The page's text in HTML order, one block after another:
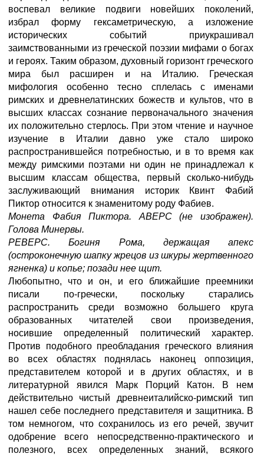
воспевал великие подвиги новейших поколений,
избрал форму гексаметрическую, а изложение
исторических событий приукрашивал
заимствованными из греческой поэзии мифами о богах
и героях. Таким образом, духовный горизонт греческого
мира был расширен и на Италию. Греческая
мифология особенно тесно сплелась с именами
римских и древнелатинских божеств и культов, что в
высших классах сознание первоначального значения
их положительно стерлось. При этом чтение и научное
изучение в Италии давно уже стало широко
распространившейся потребностью, и в то время как
между римскими поэтами ни один не принадлежал к
высшим классам общества, первый сколько-нибудь
заслуживающий внимания историк Квинт Фабий
Пиктор относится к знаменитому роду Фабиев.
Монета Фабия Пиктора. АВЕРС (не изображен).
Голова Минервы.
РЕВЕРС. Богиня Рома, держащая апекс
(остроконечную шапку жрецов из шкуры жертвенного
ягненка) и копье; позади нее щит.
Любопытно, что и он, и его ближайшие преемники
писали по-гречески, поскольку старались
распространить среди возможно большего круга
образованных читателей свои произведения,
носившие определенный политический характер.
Против подобного преобладания греческого влияния
во всех областях поднялась наконец оппозиция,
представителем которой и в других областях, и в
литературной явился Марк Порций Катон. В нем
действительно чистый древнеиталийско-римский тип
нашел себе последнего представителя и защитника. В
том немногом, что сохранилось из его речей, звучит
одобрение всего непосредственно-практического и
полезного, всех определенных знаний, всякого